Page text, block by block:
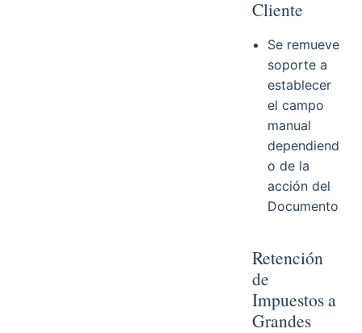
Cliente
Se remueve
soporte a
establecer
el campo
manual
dependiend
o de la
acción del
Documento
Retención
de
Impuestos a
Grandes